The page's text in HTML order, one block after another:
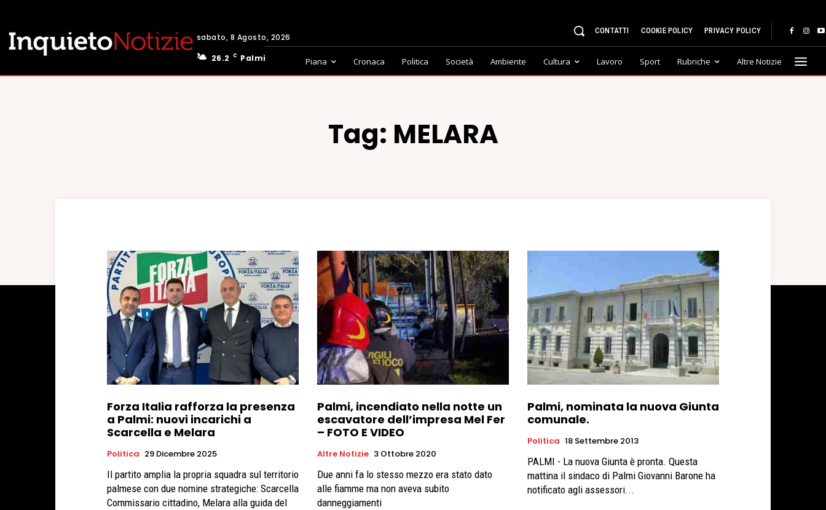
sabato, 8 Agosto, 2026
26.2
C Palmi
CONTATTI COOKIE POLICY PRIVACY POLICY
Piana Cronaca Politica Società Ambiente Cultura Lavoro Sport Rubriche Altre Notizie
Tag: MELARA
Forza Italia rafforza la presenza
a Palmi: nuovi incarichi a
Scarcella e Melara
Politica 29 Dicembre 2025
Il partito amplia la propria squadra sul territorio
palmese con due nomine strategiche: Scarcella
Commissario cittadino, Melara alla guida del
Palmi, incendiato nella notte un
escavatore dell’impresa Mel Fer
– FOTO E VIDEO
Altre Notizie 3 Ottobre 2020
Due anni fa lo stesso mezzo era stato dato
alle fiamme ma non aveva subito
danneggiamenti
Palmi, nominata la nuova Giunta
comunale.
Politica 18 Settembre 2013
PALMI - La nuova Giunta è pronta. Questa
mattina il sindaco di Palmi Giovanni Barone ha
notificato agli assessori...